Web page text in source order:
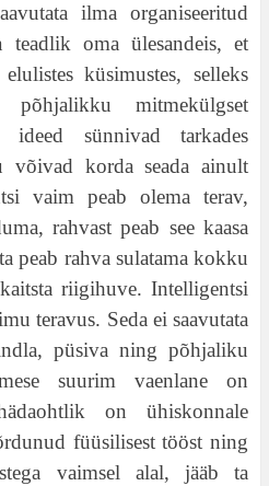
ilma organiseeritud
teadlik oma ülesandeis, et
küsimustes, selleks
mitmekülgset
ideed sünnivad tarkades
võivad korda seada ainult
vaim peab olema terav,
rahvast peab see kaasa
peab rahva sulatama kokku
riigihuve. Intelligentsi
teravus. Seda ei saavutata
püsiva ning põhjaliku
suurim vaenlane on
on ühiskonnale
füüsilisest tööst ning
vaimsel alal, jääb ta